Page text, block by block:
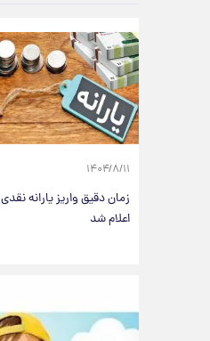
۱۴۰۴/۸/۱۱
زمان دقیق واریز یارانه نقدی
اعلام شد